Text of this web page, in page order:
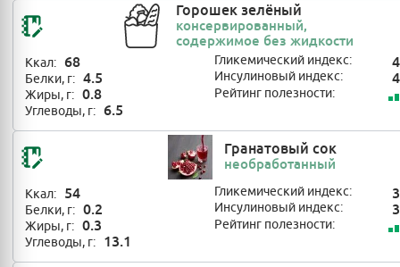
Горошек зелёный
консервированный,
содержимое без жидкости
Ккал: 68
Белки, г: 4.5
Жиры, г: 0.8
Углеводы, г: 6.5
Гликемический индекс:
Инсулиновый индекс:
Рейтинг полезности:
Гранатовый сок
необработанный
Ккал: 54
Белки, г: 0.2
Жиры, г: 0.3
Углеводы, г: 13.1
Гликемический индекс:
Инсулиновый индекс:
Рейтинг полезности: